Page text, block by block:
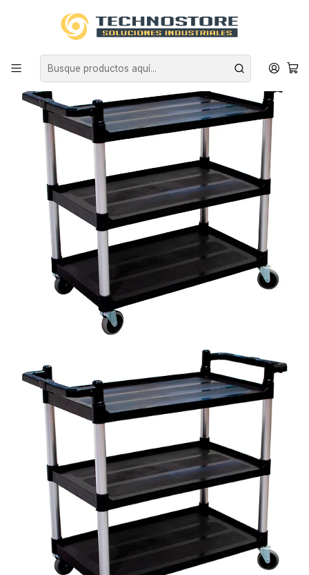
Inicio
CARRO NEGRO - 85KG - 82x47x23cm